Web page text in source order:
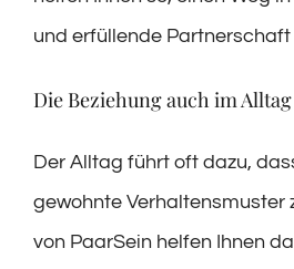
und erfüllende Partnerschaft
Die Beziehung auch im
Der Alltag führt oft dazu,
gewohnte Verhaltensmuster
von PaarSein helfen Ihnen